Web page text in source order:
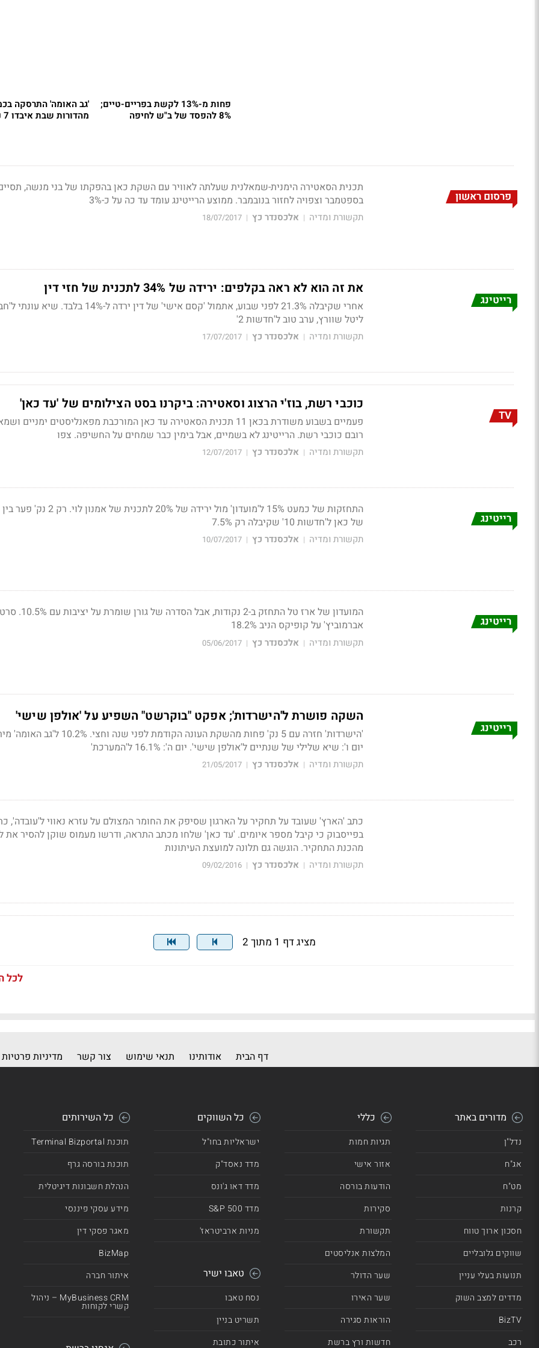
פחות מ-13% לקשת בפריים-טיים;
8% להפסד של ב"ש לחיפה
מהדורות שבת איבדו 7 נק'
פרסום ראשון
תכנית הסאטירה הימנית-שמאלנית שעלתה לאוויר עם השקת כאן בהפקתו של בני מנשה,
בספטמבר וצפויה לחזור בנובמבר. ממוצע הרייטינג עומד עד כה על כ-3%
תקשורת ומדיה | אלכסנדר כץ |
18/07/2017
רייטינג
את זה הוא לא ראה בקלפים: ירידה של 34% לתכנית של חזי דין
אחרי שקיבלה 21.3% לפני שבוע, אתמול 'קסם אישי' של דין ירדה ל-
ליטל שוורץ, ערב טוב ל'חדשות 2'
תקשורת ומדיה | אלכסנדר כץ |
17/07/2017
TV
כוכבי רשת, בוז'י הרצוג וסאטירה: ביקרנו בסט הצילומים של 'עד כאן'
פעמיים בשבוע משודרת בכאן 11 תכנית הסאטירה עד כאן המורכבת מפאנליסטים ימניים
רובם כוכבי רשת. הרייטינג לא בשמיים, אבל בימין כבר שמחים על החשיפה. צפו
תקשורת ומדיה | אלכסנדר כץ |
12/07/2017
רייטינג
התחזקות של כמעט 15% ל'מועדון' מול ירידה של 20%
של כאן ל'חדשות 10' שקיבלה רק 7.5%
תקשורת ומדיה | אלכסנדר כץ |
10/07/2017
רייטינג
המועדון של ארז טל התחזק ב-2
אברמוביץ' על קופיקס הניב 18.2%
תקשורת ומדיה | אלכסנדר כץ |
05/06/2017
רייטינג
השקה פושרת ל'הישרדות'; אפקט "בוקרשט" השפיע על 'אולפן שישי'
'הישרדות' חזרה עם 5 נק' פחות מהשקת העונה הקודמת לפני שנה וחצי. 10.2% ל'גב האומה' מירושלים.
יום ו': שיא שלילי של שנתיים ל'אולפן שישי'. יום ה': 16.1% ל'המערכת'
תקשורת ומדיה | אלכסנדר כץ |
21/05/2017
כתב 'הארץ' שעובד על תחקיר על הארגון שסיפק את החומר המצולם על עזרא נאווי ל'עובדה',
בפייסבוק כי קיבל מספר איומים. 'עד כאן' שלחו מכתב התראה, ודרשו מעמוס שוקן להסיר את
מהכנת התחקיר. הוגשה גם תלונה למועצת העיתונות
תקשורת ומדיה | אלכסנדר כץ |
09/02/2016
מציג דף 1 מתוך 2
לכל
דף הבית אודותינו תנאי שימוש צור קשר מדיניות פרטיות
מדורים באתר
נדל"ן
אג"ח
מט"ח
קרנות
חסכון ארוך טווח
שווקים גלובליים
תנועות בעלי עניין
מדדים למצב השוק
BizTV
רכב
כללי
תגיות חמות
אזור אישי
הודעות בורסה
סקירות
תקשורת
המלצות אנליסטים
שער הדולר
שער האירו
הוראות סגירה
חדשות ורץ ברשת
כל השווקים
ישראליות בחו"ל
מדד נאסד"ק
מדד דאו ג'ונס
מדד 500 S&P
מניות ארביטראז'
טאבו ישיר
נסח טאבו
תשריט בניין
איתור כתובת
כל השירותים
תוכנת Terminal Bizportal
תוכנת בורסה גרף
הנהלת חשבונות דיגיטלית
מידע עסקי פיננסי
מאגר פסקי דין
BizMap
איתור חברה
MyBusiness CRM – ניהול
קשרי לקוחות